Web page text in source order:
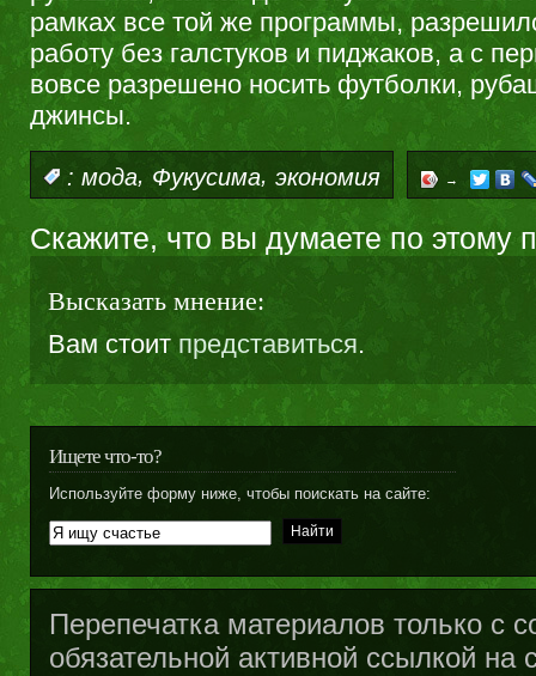
рамках все той же программы,
работу без галстуков и пиджаков, а с
вовсе разрешено носить футболки,
джинсы.
: мода, Фукусима, экономия →
Скажите, что вы думаете по этому
Высказать мнение:
Вам стоит представиться.
Ищете что-то?
Используйте форму ниже, чтобы поискать на сайте:
Перепечатка материалов только с
обязательной активной ссылкой на